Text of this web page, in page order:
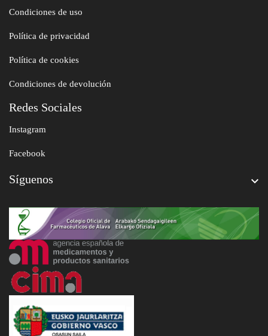
Condiciones de uso
Política de privacidad
Política de cookies
Condiciones de devolución
Redes Sociales
Instagram
Facebook
Síguenos 